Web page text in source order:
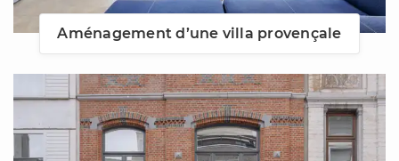
Aménagement d’une villa provençale